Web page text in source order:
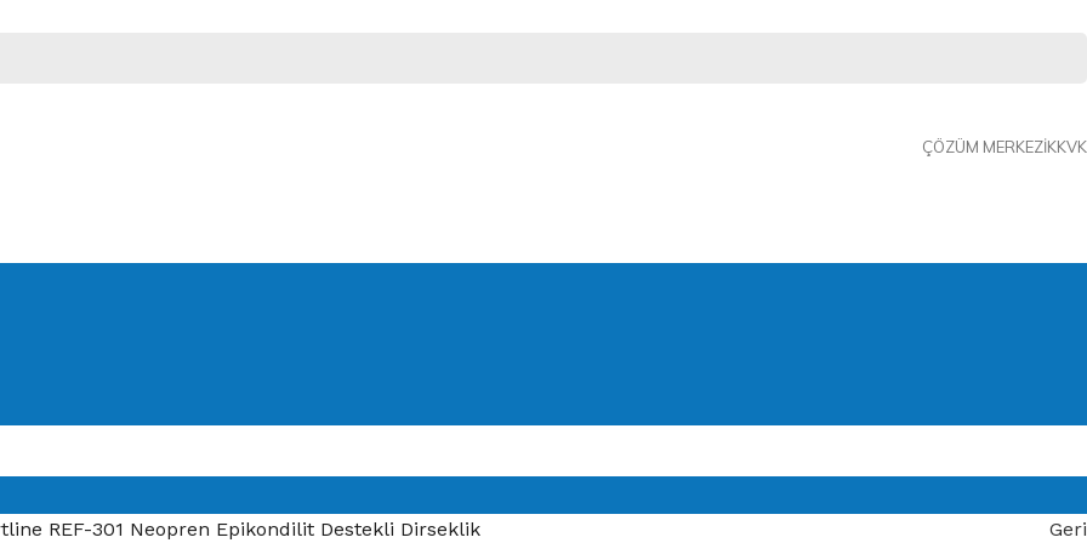
ÇÖZÜM MERKEZIKKVK
REF-301 Neopren Epikondilit Destekli Dirseklik Geri